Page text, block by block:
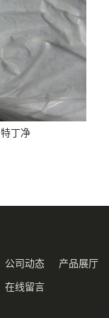
特丁净
公司动态 产品展厅
在线留言